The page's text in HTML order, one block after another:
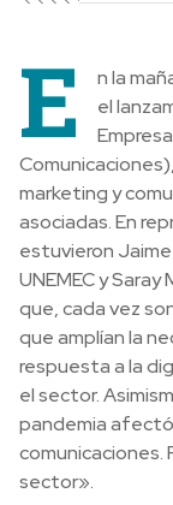
E
n la
el
marketing y
asociadas. En
estuvieron
UNEMEC y
que, cada vez
que amplían la
respuesta a la
el sector.
pandemia afectó
comunicaciones.
sector».